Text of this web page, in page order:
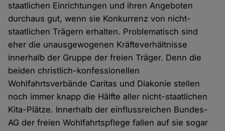
staatlichen Einrichtungen und ihren Angeboten
durchaus gut, wenn sie Konkurrenz von nicht-
staatlichen Trägern erhalten. Problematisch sind
eher die unausgewogenen Kräfteverhältnisse
innerhalb der Gruppe der freien Träger. Denn die
beiden christlich-konfessionellen
Wohlfahrtsverbände Caritas und Diakonie stellen
noch immer knapp die Hälfte aller nicht-staatlichen
Kita-Plätze. Innerhalb der einflussreichen Bundes-
AG der freien Wohlfahrtspflege fallen auf sie sogar